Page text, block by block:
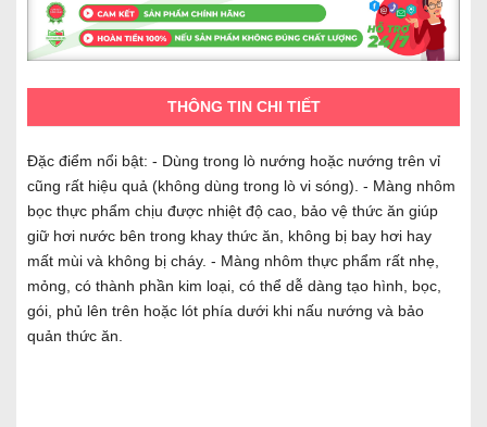
THÔNG TIN CHI TIẾT
Đặc điểm nổi bật: - Dùng trong lò nướng hoặc nướng trên vỉ
cũng rất hiệu quả (không dùng trong lò vi sóng). - Màng nhôm
bọc thực phẩm chịu được nhiệt độ cao, bảo vệ thức ăn giúp
giữ hơi nước bên trong khay thức ăn, không bị bay hơi hay
mất mùi và không bị cháy. - Màng nhôm thực phẩm rất nhẹ,
mỏng, có thành phần kim loại, có thể dễ dàng tạo hình, bọc,
gói, phủ lên trên hoặc lót phía dưới khi nấu nướng và bảo
quản thức ăn.